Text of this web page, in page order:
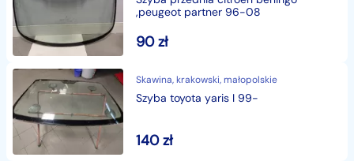
,peugeot partner 96-08
90zł
Skawina, krakowski, małopolskie
Szyba toyota yaris I 99-
140zł